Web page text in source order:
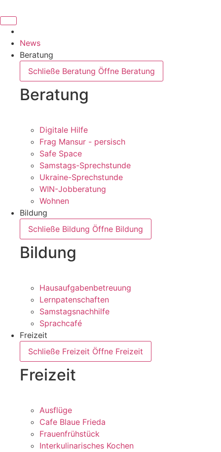
News
Beratung
Schließe Beratung Öffne Beratung
Beratung
Digitale Hilfe
Frag Mansur - persisch
Safe Space
Samstags-Sprechstunde
Ukraine-Sprechstunde
WIN-Jobberatung
Wohnen
Bildung
Schließe Bildung Öffne Bildung
Bildung
Hausaufgabenbetreuung
Lernpatenschaften
Samstagsnachhilfe
Sprachcafé
Freizeit
Schließe Freizeit Öffne Freizeit
Freizeit
Ausflüge
Cafe Blaue Frieda
Frauenfrühstück
Interkulinarisches Kochen